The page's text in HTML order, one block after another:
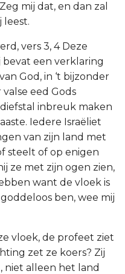
mij dat, en dan zal
leest.
vers 3, 4 Deze
bevat een verklaring
God, in ‘t bijzonder
eed Gods
inbreuk maken
Iedere Israëliet
van zijn land met
steelt of op enigen
ze met zijn ogen zien,
want de vloek is
ben, wee mij
vloek, de profeet ziet
zet ze koers? Zij
niet alleen het land